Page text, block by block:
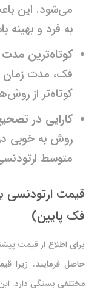
می‌شود. این
به فرد و بهینه
کوتاه‌ترین
فک، مدت زمان
کوتاه‌تر از
کارایی در
روش به خوبی
متوسط
قیمت ارتودنسی
فک پایین)
برای اطلاع از قیمت
حاصل فرمایید. زیرا
مختلفی بستگی دارد.